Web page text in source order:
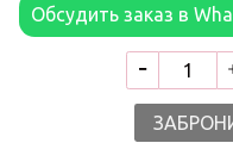
Обсудить заказ в